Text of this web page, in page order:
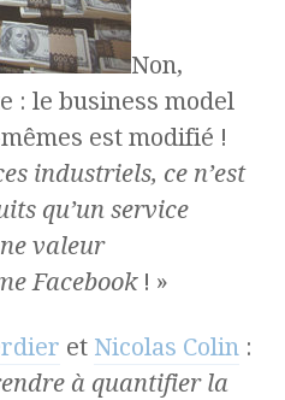
Non,
: le business model
est modifié !
industriels, ce n’est
qu’un service
valeur
Facebook ! »
et Nicolas Colin :
à quantifier la